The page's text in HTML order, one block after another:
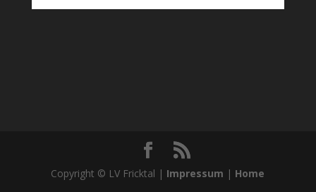
Copyright © LV Fricktal | Impressum | Home